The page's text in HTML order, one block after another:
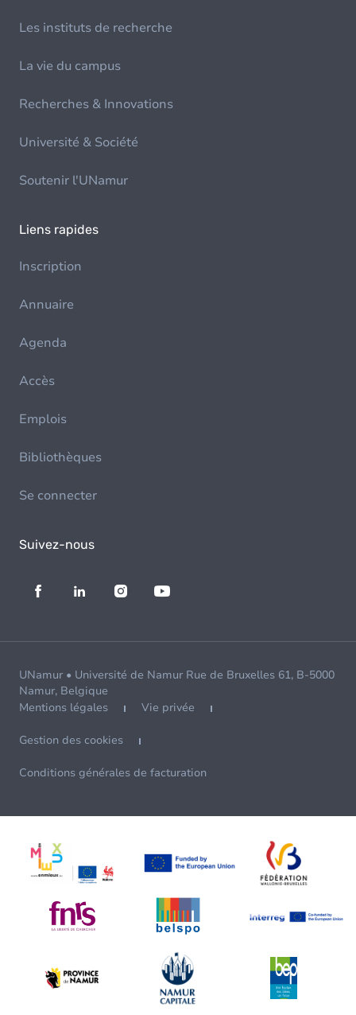
Les instituts de recherche
La vie du campus
Recherches & Innovations
Université & Société
Soutenir l'UNamur
Liens rapides
Inscription
Annuaire
Agenda
Accès
Emplois
Bibliothèques
Se connecter
Suivez-nous
UNamur • Université de Namur Rue de Bruxelles 61, B-5000
Namur, Belgique
Mentions légales
Vie privée
Gestion des cookies
Conditions générales de facturation